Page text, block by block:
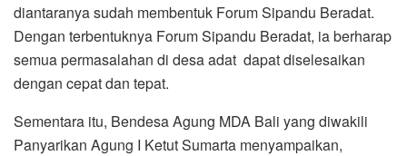
diantaranya sudah membentuk Forum Sipandu Beradat.
Dengan terbentuknya Forum Sipandu Beradat, ia berharap
semua permasalahan di desa adat dapat diselesaikan
dengan cepat dan tepat.
Sementara itu, Bendesa Agung MDA Bali yang diwakili
Panyarikan Agung I Ketut Sumarta menyampaikan,